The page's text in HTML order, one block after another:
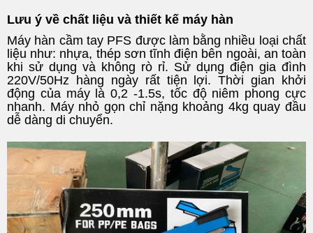
Lưu ý về chất liệu và thiết kế máy hàn
Máy hàn cầm tay PFS được làm bằng nhiều loại chất
liệu như: nhựa, thép sơn tĩnh điện bên ngoài, an toàn
khi sử dụng và không rò rỉ. Sử dụng điện gia đình
220V/50Hz hàng ngày rất tiện lợi. Thời gian khởi
động của máy là 0,2 -1.5s, tốc độ niêm phong cực
nhanh. Máy nhỏ gọn chỉ nặng khoảng 4kg quay đầu
dễ dàng di chuyển.